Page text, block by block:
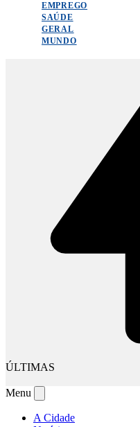
EMPREGO
SAÚDE
GERAL
MUNDO
ÚLTIMAS
Menu
A Cidade